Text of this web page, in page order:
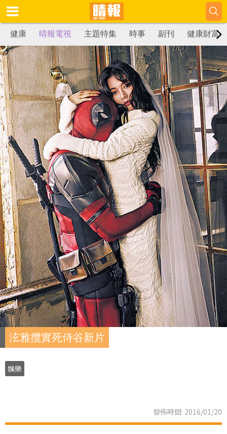
健康 晴報電視 主題特集 時事 副刊 健康財富
泫雅攬實死侍谷新片
娛樂
發佈時間: 2016/01/20